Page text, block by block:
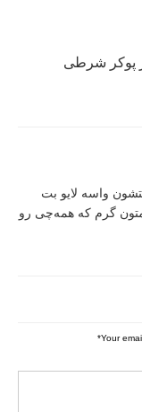
پوکر شرطی
واسه لایو بت
گرم که همه‌چی رو
Your
*